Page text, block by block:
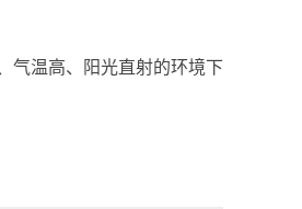
温高、阳光直射的环境下